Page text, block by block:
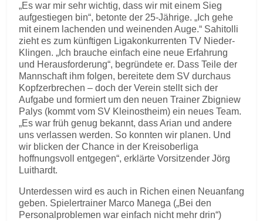
„Es war mir sehr wichtig, dass wir mit einem Sieg
aufgestiegen bin“, betonte der 25-Jährige. „Ich gehe
mit einem lachenden und weinenden Auge.“ Sahitolli
zieht es zum künftigen Ligakonkurrenten TV Nieder-
Klingen. „Ich brauche einfach eine neue Erfahrung
und Herausforderung“, begründete er. Dass Teile der
Mannschaft ihm folgen, bereitete dem SV durchaus
Kopfzerbrechen – doch der Verein stellt sich der
Aufgabe und formiert um den neuen Trainer Zbigniew
Palys (kommt vom SV Kleinostheim) ein neues Team.
„Es war früh genug bekannt, dass Arian und andere
uns verlassen werden. So konnten wir planen. Und
wir blicken der Chance in der Kreisoberliga
hoffnungsvoll entgegen“, erklärte Vorsitzender Jörg
Luithardt.
Unterdessen wird es auch in Richen einen Neuanfang
geben. Spielertrainer Marco Manega („Bei den
Personalproblemen war einfach nicht mehr drin“)